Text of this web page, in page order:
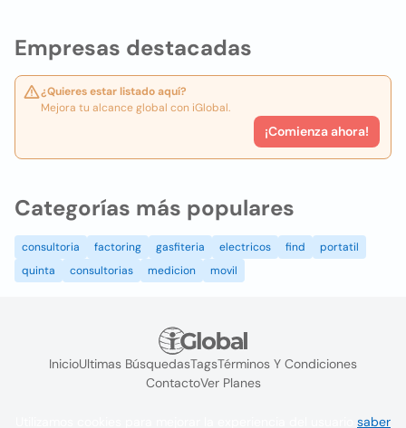
Empresas destacadas
¿Quieres estar listado aquí?
Mejora tu alcance global con iGlobal.
¡Comienza ahora!
Categorías más populares
consultoria factoring gasfiteria electricos find
portatil
quinta
consultorias medicion movil
InicioUltimas BúsquedasTagsTérminos Y Condiciones
ContactoVer Planes
saber